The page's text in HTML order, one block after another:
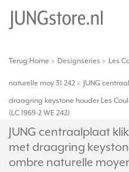
Terug Home Designseries Les
naturelle moy 31 242 JUNG
draagring keystone houder Les
(LC 1969-2 WE 242)
JUNG centraalplaat
met draagring
ombre naturelle